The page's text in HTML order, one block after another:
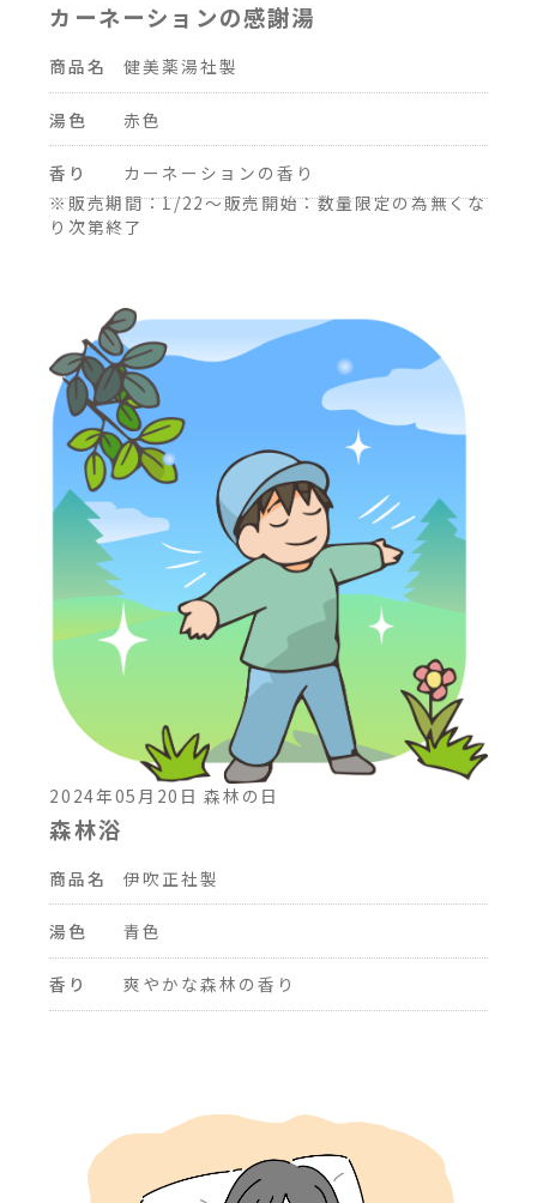
※販売期間：1/22～販売開始：数量限定の為無くな
り次第終了
カーネーションの感謝湯
商品名 健美薬湯社製
湯色 赤色
香り カーネーションの香り
2024年05月20日 森林の日
森林浴
商品名 伊吹正社製
湯色 青色
香り 爽やかな森林の香り